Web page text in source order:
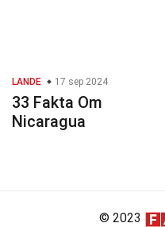
LANDE 17 sep 2024
33 Fakta Om
Nicaragua
© 2023